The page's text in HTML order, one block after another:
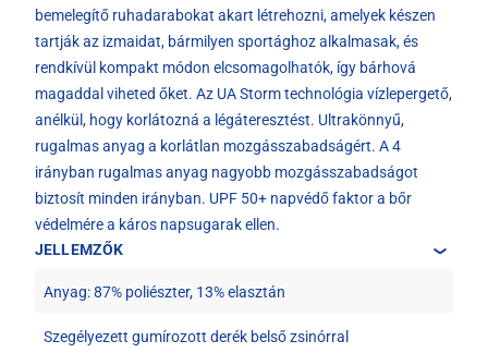
bemelegítő ruhadarabokat akart létrehozni, amelyek készen
tartják az izmaidat, bármilyen sportághoz alkalmasak, és
rendkívül kompakt módon elcsomagolhatók, így bárhová
magaddal viheted őket. Az UA Storm technológia vízlepergető,
anélkül, hogy korlátozná a légáteresztést. Ultrakönnyű,
rugalmas anyag a korlátlan mozgásszabadságért. A 4
irányban rugalmas anyag nagyobb mozgásszabadságot
biztosít minden irányban. UPF 50+ napvédő faktor a bőr
védelmére a káros napsugarak ellen.
JELLEMZŐK
Anyag: 87% poliészter, 13% elasztán
Szegélyezett gumírozott derék belső zsinórral